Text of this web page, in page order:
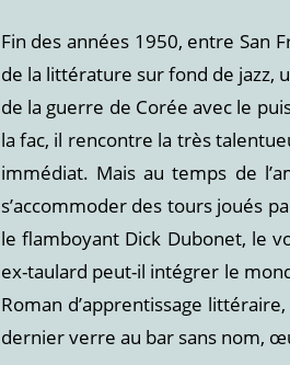
Fin des années 1950, entre San
de la littérature sur fond de jazz,
de la guerre de Corée avec le
la fac, il rencontre la très
immédiat. Mais au temps de
s’accommoder des tours joués
le flamboyant Dick Dubonet, le
ex-taulard peut-il intégrer le
Roman d’apprentissage
dernier verre au bar sans nom,